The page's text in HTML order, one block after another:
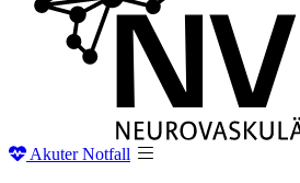
AkuterNotfall